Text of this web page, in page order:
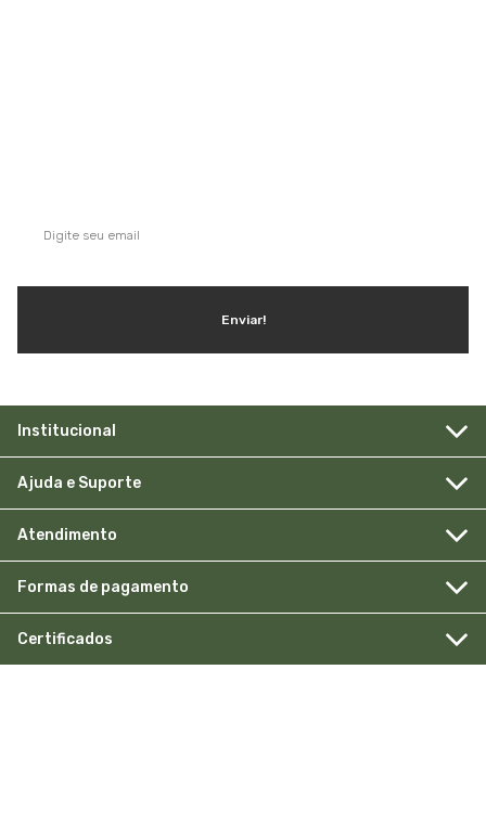
Enviar!
Institucional
Ajuda e Suporte
Atendimento
Formas de pagamento
Certificados